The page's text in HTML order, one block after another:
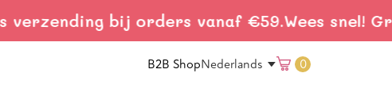
bij orders vanaf €59.Wees snel!
B2B ShopTranslation
Nederlands 0